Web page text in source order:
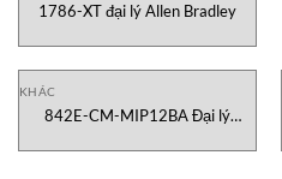
1786-XT đại lý Allen Bradley
KHÁC
842E-CM-MIP12BA Đại lý